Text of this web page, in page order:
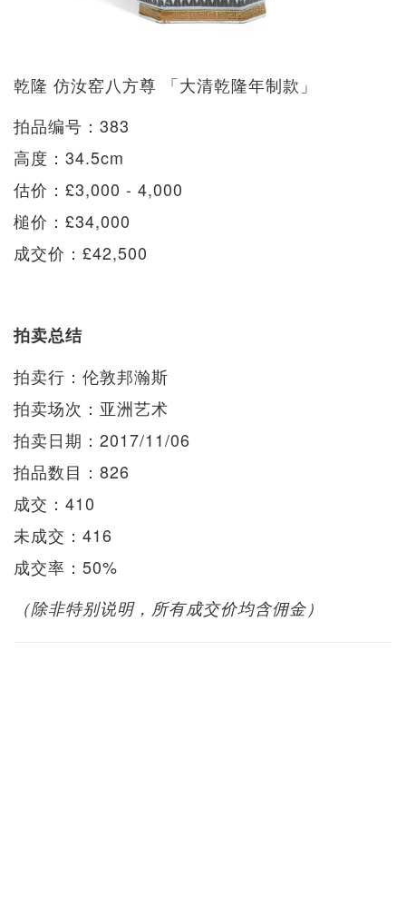
乾隆 仿汝窑八方尊 「大清乾隆年制款」
拍品编号：383
高度：34.5cm
估价：£3,000 - 4,000
槌价：£34,000
成交价：£42,500
拍卖总结
拍卖行：伦敦邦瀚斯
拍卖场次：亚洲艺术
拍卖日期：2017/11/06
拍品数目：826
成交：410
未成交：416
成交率：50%
（除非特别说明，所有成交价均含佣金）